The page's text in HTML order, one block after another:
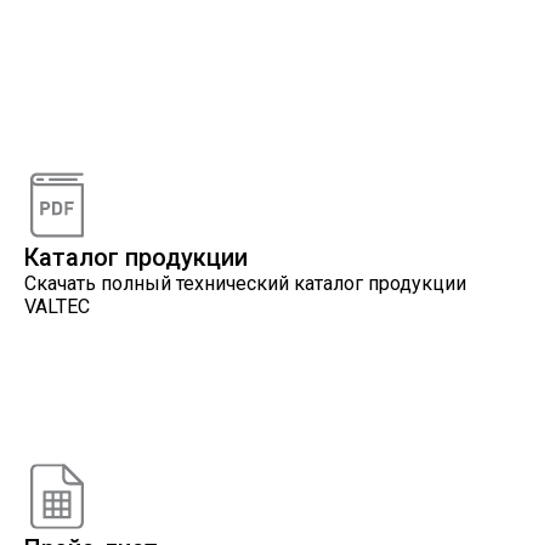
Каталог продукции
Скачать полный технический каталог продукции
VALTEC